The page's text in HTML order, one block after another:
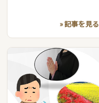
» 記事を見る